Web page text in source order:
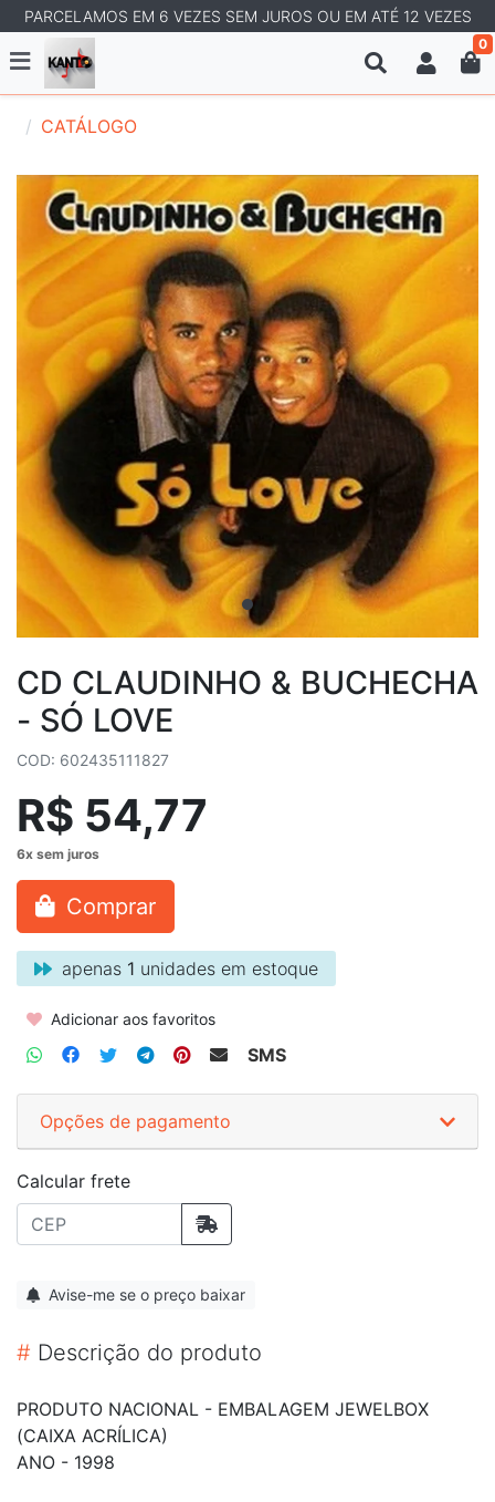
PARCELAMOS EM 6 VEZES SEM JUROS OU EM ATÉ 12 VEZES
0
CATÁLOGO
CD CLAUDINHO & BUCHECHA
- SÓ LOVE
COD: 602435111827
R$ 54,77
Comprar
apenas 1 unidades em estoque
Adicionar aos favoritos
SMS
Opções de pagamento
Calcular frete
Avise-me se o preço baixar
# Descrição do produto
PRODUTO NACIONAL - EMBALAGEM JEWELBOX
(CAIXA ACRÍLICA)
ANO - 1998